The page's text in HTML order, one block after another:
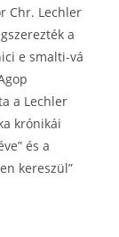
Chr. Lechler
a
e smalti-vá
a Lechler
krónikái
és a
kereszül”